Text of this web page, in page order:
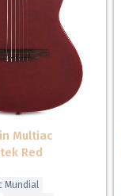
Multiac
Red
Mundial